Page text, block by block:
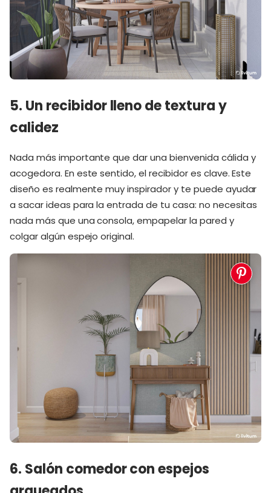
5. Un recibidor lleno de textura y
calidez
Nada más importante que dar una bienvenida cálida y
acogedora. En este sentido, el recibidor es clave. Este
diseño es realmente muy inspirador y te puede ayudar
a sacar ideas para la entrada de tu casa: no necesitas
nada más que una consola, empapelar la pared y
colgar algún espejo original.
6. Salón comedor con espejos